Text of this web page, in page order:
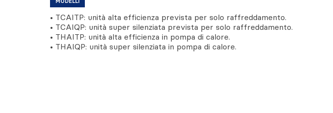
• TCAITP: unità alta efficienza prevista per solo raffreddamento.
• TCAIQP: unità super silenziata prevista per solo raffreddamento.
• THAITP: unità alta efficienza in pompa di calore.
• THAIQP: unità super silenziata in pompa di calore.